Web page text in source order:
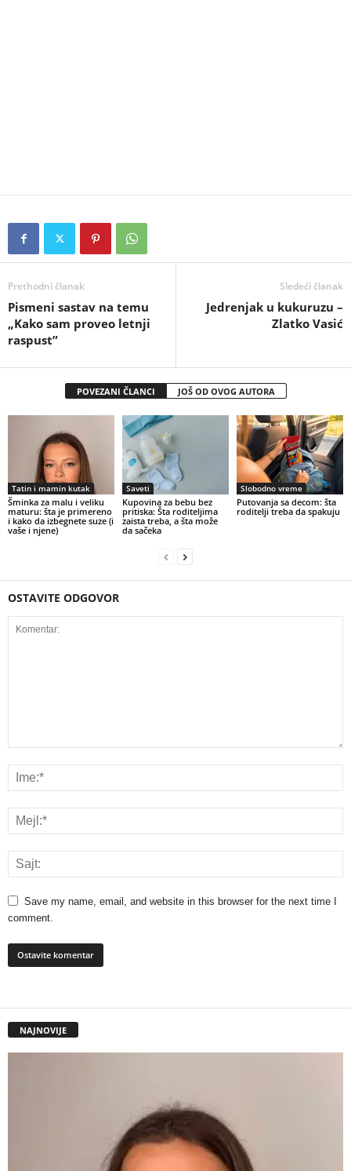
Prethodni članak
Pismeni sastav na temu
„Kako sam proveo letnji
raspust”
Sledeći članak
Jedrenjak u kukuruzu –
Zlatko Vasić
POVEZANI ČLANCI JOŠ OD OVOG AUTORA
Tatin i mamin kutak
Šminka za malu i veliku
maturu: šta je primereno
i kako da izbegnete suze (i
vaše i njene)
Saveti
Kupovina za bebu bez
pritiska: Šta roditeljima
zaista treba, a šta može
da sačeka
Slobodno vreme
Putovanja sa decom: šta
roditelji treba da spakuju
OSTAVITE ODGOVOR
Save my name, email, and website in this browser for the next time I
comment.
NAJNOVIJE